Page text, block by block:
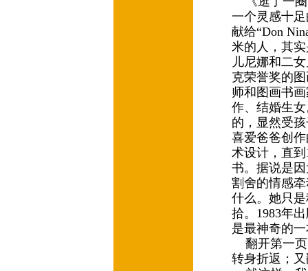
一个灵感十
献给“Don
米的人，其
儿尼娜和二
克荣誉奖的
师和图画书
作、结婚生
的，显然受
喜爱爸爸创
术设计，直
书。据说是
割舍的情感
什么。她只
拾。1983年
是最神奇的
翻开第一页
转身折返；